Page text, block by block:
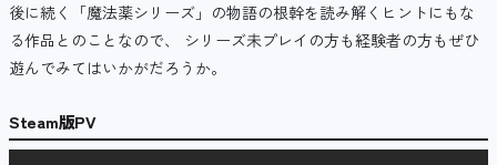
後に続く「魔法薬シリーズ」の物語の根幹を読み解くヒントにもな
る作品とのことなので、 シリーズ未プレイの方も経験者の方もぜひ
遊んでみてはいかがだろうか。
Steam版PV